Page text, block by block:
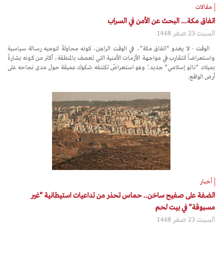
مقالات
اتفاق مكة... البحث عن الأمن في السراب
السبت 23 صفر 1448
الوقت - لا يغدو “اتفاق مكة”، في الوقت الراهن، كونه محاولةً لتوجيه رسالة سياسية
واستعراضاً للتقارب في مواجهة الأزمات الأمنية التي تعصف بالمنطقة، أكثر من كونه بشارةً
بميلاد “ناتو إسلامي” جديد؛ وهو استعراضٌ تكتنفه شكوك عميقة حول مدى نجاحه على
أرض الواقع.
أخبار
الضفة على صفيح ساخن.. حماس تحذر من تداعيات استيطانية "غير
مسبوقة" في بيت لحم
السبت 23 صفر 1448